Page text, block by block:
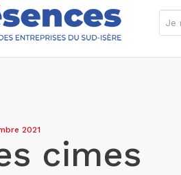
2021
cimes